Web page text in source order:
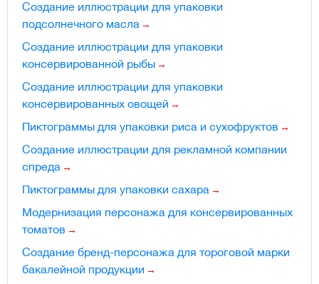
Создание иллюстрации для упаковки
подсолнечного масла
Создание иллюстрации для упаковки
консервированной рыбы
Создание иллюстрации для упаковки
консервированных овощей
Пиктограммы для упаковки риса и сухофруктов
Создание иллюстрации для рекламной компании
спреда
Пиктограммы для упаковки сахара
Модернизация персонажа для консервированных
томатов
Создание бренд-персонажа для тороговой марки
бакалейной продукции